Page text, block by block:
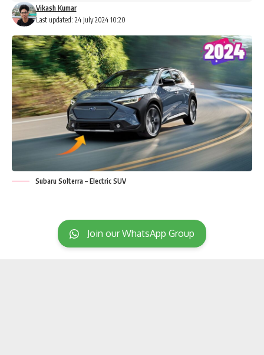
Last updated: 24 July 2024 10:20
Vikash Kumar
Subaru Solterra – Electric SUV
Join our WhatsApp Group